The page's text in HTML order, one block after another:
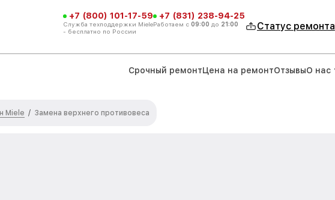
+7 (800) 101-17-59
Служба техподдержки Miele
- бесплатно по России
+7 (831) 238-94-25
Работаем с 09:00 до 21:00 Статус ремонта
Срочный ремонтЦена на ремонтОтзывыО нас
Miele / Замена верхнего противовеса